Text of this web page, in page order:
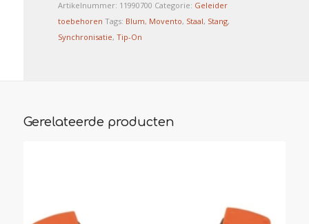
Artikelnummer: 11990700 Categorie: Geleider
toebehoren Tags: Blum, Movento, Staal, Stang,
Synchronisatie, Tip-On
Gerelateerde producten